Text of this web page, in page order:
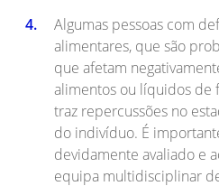
Algumas pessoas com
alimentares, que são
que afetam
alimentos ou líquidos de
traz repercussões no
do indivíduo. É
devidamente avaliado e
equipa multidisciplinar